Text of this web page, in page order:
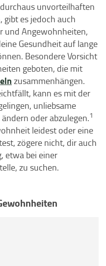
unvorteilhaften
gibt es jedoch auch
und Angewohnheiten,
Gesundheit auf lange
Besondere Vorsicht
geboten, die mit
zusammenhängen.
kann es mit der
unliebsame
oder abzulegen.1
leidest oder eine
zögere nicht, dir auch
etwa bei einer
zu suchen.